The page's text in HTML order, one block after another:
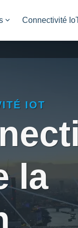
Connectivité
IOT
la